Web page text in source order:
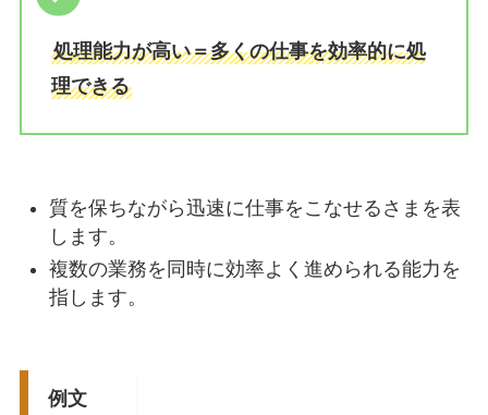
処理能力が高い＝多くの仕事を効率的に処
理できる
質を保ちながら迅速に仕事をこなせるさまを表
します。
複数の業務を同時に効率よく進められる能力を
指します。
例文